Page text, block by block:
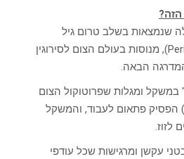
40 ומעלה שנמצאות בשלב טרום גיל
המעבר (Perimenopause), מנוסות בעולם הצום לסירוגין
הבאה.
ומגלות שפרוטוקול הצום
הרגיל שלהן (כמו 16:8) הפסיק פתאום לעבוד, והמשקל
לזוז.
עקשן ומרגישות שכל עודפי